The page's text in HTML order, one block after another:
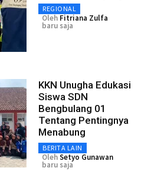
REGIONAL
Oleh Fitriana Zulfa
baru saja
KKN Unugha Edukasi
Siswa SDN
Bengbulang 01
Tentang Pentingnya
Menabung
BERITA LAIN
OlehSetyo Gunawan
baru saja